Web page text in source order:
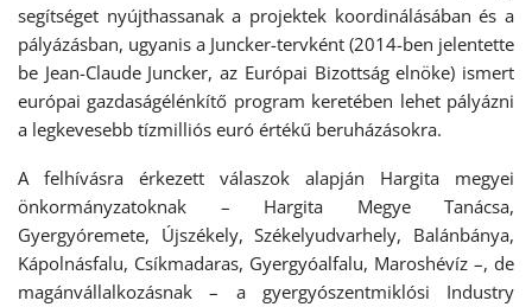
segítséget nyújthassanak a projektek koordinálásában és a
pályázásban, ugyanis a Juncker-tervként (2014-ben jelentette
be Jean-Claude Juncker, az Európai Bizottság elnöke) ismert
európai gazdaságélénkítő program keretében lehet pályázni
a legkevesebb tízmilliós euró értékű beruházásokra.
A felhívásra érkezett válaszok alapján Hargita megyei
önkormányzatoknak – Hargita Megye Tanácsa,
Gyergyóremete, Újszékely, Székelyudvarhely, Balánbánya,
Kápolnásfalu, Csíkmadaras, Gyergyóalfalu, Maroshévíz –, de
magánvállalkozásnak – a gyergyószentmiklósi Industry